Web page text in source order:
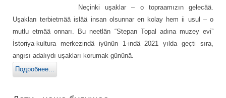
Neçinki uşaklar – o topraamızın gelecää.
Uşakları terbietmää islää insan olsunnar en kolay hem ii usul – o
mutlu etmää onnarı. Bu neetlän “Stepan Topal adına muzey evi”
İstoriya-kultura merkezindä iyünün 1-indä 2021 yılda geçti sıra,
angısı adalıydı uşakları korumak gününä.
Подробнее...